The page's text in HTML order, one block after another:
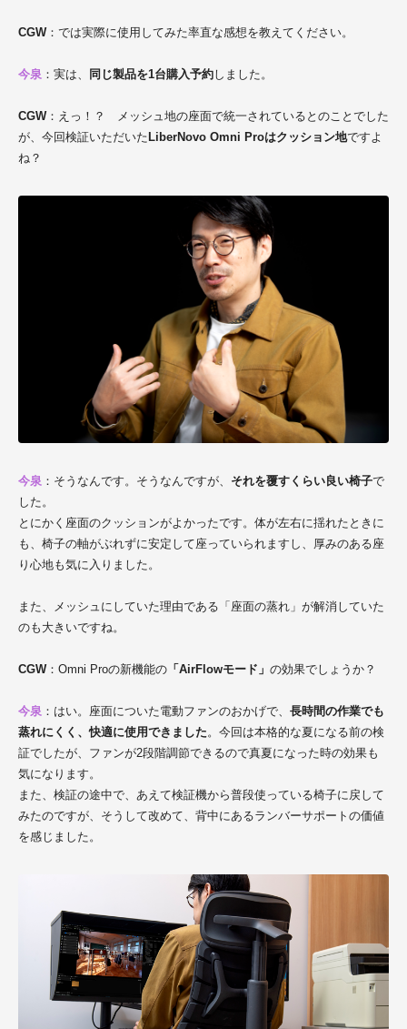
CGW：では実際に使用してみた率直な感想を教えてください。
今泉 ：実は、 同じ製品を1台購入予約しました。
CGW：えっ！？ メッシュ地の座面で統一されているとのことでした
が、今回検証いただいた LiberNovo Omni Proはクッション地ですよ
ね？
今泉 ：そうなんです。そうなんですが、 それを覆すくらい良い椅子で
した。
とにかく座面のクッションがよかったです。体が左右に揺れたときに
も、椅子の軸がぶれずに安定して座っていられますし、厚みのある座
り心地も気に入りました。
また、メッシュにしていた理由である「座面の蒸れ」が解消していた
のも大きいですね。
CGW：Omni Proの新機能の 「AirFlowモード」 の効果でしょうか？
今泉 ：はい。座面についた電動ファンのおかげで、 長時間の作業でも
蒸れにくく、快適に使用できました。今回は本格的な夏になる前の検
証でしたが、ファンが2段階調節できるので真夏になった時の効果も
気になります。
また、検証の途中で、あえて検証機から普段使っている椅子に戻して
みたのですが、そうして改めて、背中にあるランバーサポートの価値
を感じました。